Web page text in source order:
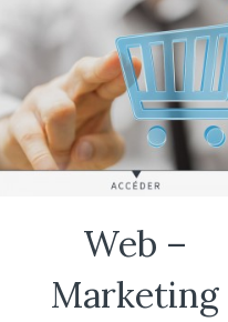
Web –
Marketing